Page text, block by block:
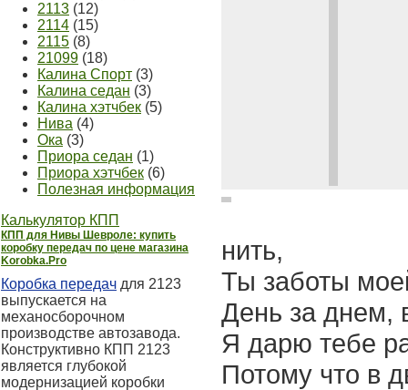
2113 (12)
2114 (15)
2115 (8)
21099 (18)
Калина Спорт (3)
Калина седан (3)
Калина хэтчбек (5)
Нива (4)
Ока (3)
Приора седан (1)
Приора хэтчбек (6)
Полезная информация
Калькулятор КПП
КПП для Нивы Шевроле: купить
коробку передач по цене магазина
Korobka.Pro
Коробка передач для 2123
выпускается на
механосборочном
производстве автозавода.
Конструктивно КПП 2123
является глубокой
модернизацией коробки
нить,
Ты заботы
День за днем,
Я дарю тебе
Потому что в